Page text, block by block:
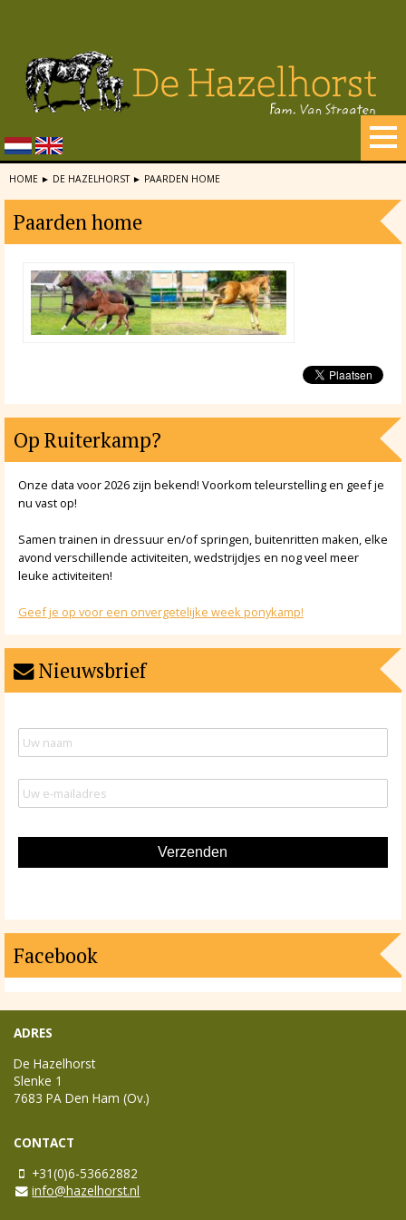
HOME ► DE HAZELHORST► PAARDEN HOME
Paarden home
Op Ruiterkamp?
Onze data voor 2026 zijn bekend! Voorkom teleurstelling en geef je
nu vast op!
Samen trainen in dressuur en/of springen, buitenritten maken, elke
avond verschillende activiteiten, wedstrijdjes en nog veel meer
leuke activiteiten!
Geef je op voor een onvergetelijke week ponykamp!
Nieuwsbrief
Facebook
ADRES
De Hazelhorst
Slenke 1
7683 PA Den Ham (Ov.)
CONTACT
+31(0)6-53662882
info@hazelhorst.nl